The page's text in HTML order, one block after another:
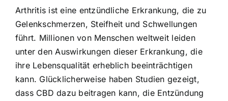
Arthritis ist eine entzündliche Erkrankung, die zu
Gelenkschmerzen, Steifheit und Schwellungen
führt. Millionen von Menschen weltweit leiden
unter den Auswirkungen dieser Erkrankung, die
ihre Lebensqualität erheblich beeinträchtigen
kann. Glücklicherweise haben Studien gezeigt,
dass CBD dazu beitragen kann, die Entzündung